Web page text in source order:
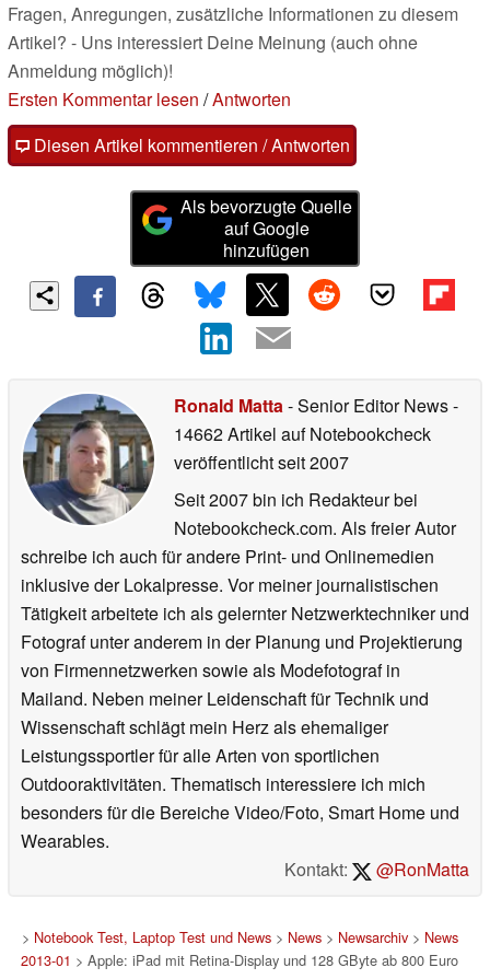
Fragen, Anregungen, zusätzliche Informationen zu diesem
Artikel? - Uns interessiert Deine Meinung (auch ohne
Anmeldung möglich)!
Ersten Kommentar lesen /Antworten
Diesen Artikel kommentieren / Antworten
Als bevorzugte Quelle
auf Google
hinzufügen
Ronald Matta- Senior Editor News-
14662 Artikel auf Notebookcheck
veröffentlichtseit 2007
Seit 2007 bin ich Redakteur bei
Notebookcheck.com. Als freier Autor
schreibe ich auch für andere Print- und Onlinemedien
inklusive der Lokalpresse. Vor meiner journalistischen
Tätigkeit arbeitete ich als gelernter Netzwerktechniker und
Fotograf unter anderem in der Planung und Projektierung
von Firmennetzwerken sowie als Modefotograf in
Mailand. Neben meiner Leidenschaft für Technik und
Wissenschaft schlägt mein Herz als ehemaliger
Leistungssportler für alle Arten von sportlichen
Outdooraktivitäten. Thematisch interessiere ich mich
besonders für die Bereiche Video/Foto, Smart Home und
Wearables.
Kontakt:
@RonMatta
> Notebook Test, Laptop Test und News> News> Newsarchiv> News
2013-01 > Apple: iPad mit Retina-Display und 128 GByte ab 800 Euro